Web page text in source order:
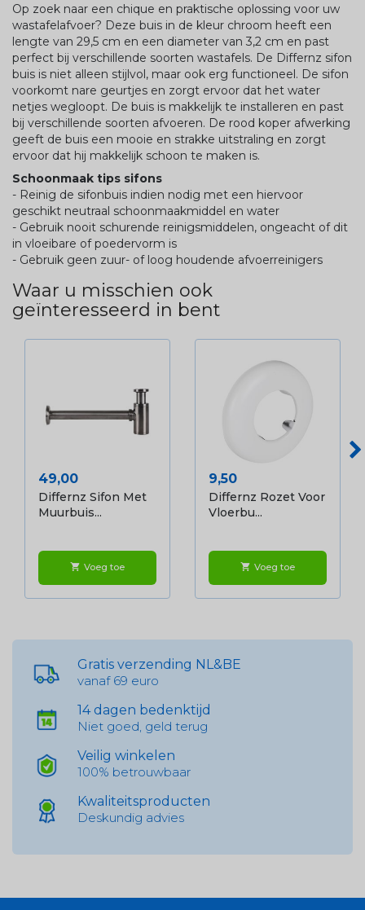
Op zoek naar een chique en praktische oplossing voor uw
wastafelafvoer? Deze buis in de kleur chroom heeft een
lengte van 29,5 cm en een diameter van 3,2 cm en past
perfect bij verschillende soorten wastafels. De Differnz sifon
buis is niet alleen stijlvol, maar ook erg functioneel. De sifon
voorkomt nare geurtjes en zorgt ervoor dat het water
netjes wegloopt. De buis is makkelijk te installeren en past
bij verschillende soorten afvoeren. De rood koper afwerking
geeft de buis een mooie en strakke uitstraling en zorgt
ervoor dat hij makkelijk schoon te maken is.
Schoonmaak tips sifons
- Reinig de sifonbuis indien nodig met een hiervoor
geschikt neutraal schoonmaakmiddel en water
- Gebruik nooit schurende reinigsmiddelen, ongeacht of dit
in vloeibare of poedervorm is
- Gebruik geen zuur- of loog houdende afvoerreinigers
Waar u misschien ook
geïnteresseerd in bent
Prijs
49,00
Differnz Sifon Met
Muurbuis...
shopping_cart Voeg toe
Prijs
9,50
Differnz Rozet Voor
Vloerbu...
shopping_cart Voeg toe
Gratis verzending NL&BE
vanaf 69 euro
14 dagen bedenktijd
Niet goed, geld terug
Veilig winkelen
100% betrouwbaar
Kwaliteitsproducten
Deskundig advies